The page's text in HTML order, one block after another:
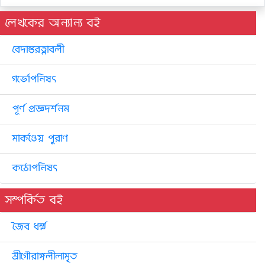
লেখকের অন্যান্য বই
বেদান্তরত্নাবলী
গর্ভোপনিষৎ
পূর্ণ প্রজ্ঞদর্শনম
মার্কণ্ডেয় পুরাণ
কঠোপনিষৎ
সম্পর্কিত বই
জৈব ধর্ম্ম
শ্রীগৌরাঙ্গলীলামৃত